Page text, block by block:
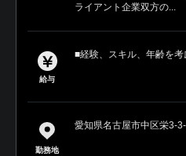
ライアント企業双方の...
給与
■経験、スキル、年齢を
勤務地
愛知県名古屋市中区栄3-